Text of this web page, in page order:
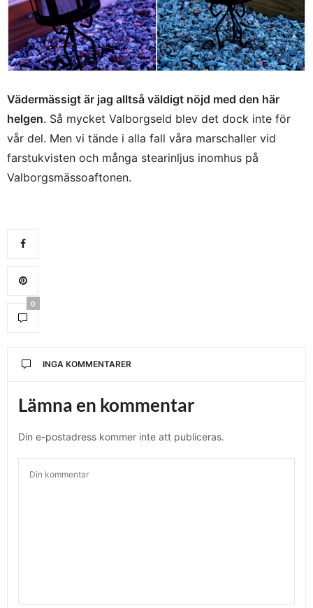
Vädermässigt är jag alltså väldigt nöjd med den här
helgen. Så mycket Valborgseld blev det dock inte för
vår del. Men vi tände i alla fall våra marschaller vid
farstukvisten och många stearinljus inomhus på
Valborgsmässoaftonen.
0
INGA KOMMENTARER
Lämna en kommentar
Din e-postadress kommer inte att publiceras.